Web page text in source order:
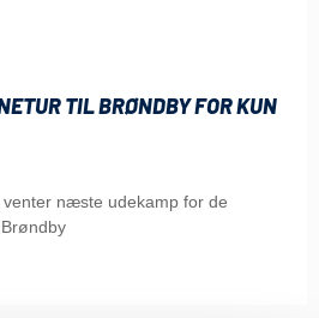
TIL BRØNDBY FOR KUN
næste udekamp for de